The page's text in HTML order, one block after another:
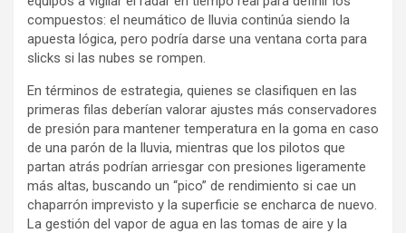
compuestos: el neumático de lluvia continúa siendo la
apuesta lógica, pero podría darse una ventana corta para
slicks si las nubes se rompen.
En términos de estrategia, quienes se clasifiquen en las
primeras filas deberían valorar ajustes más conservadores
de presión para mantener temperatura en la goma en caso
de una parón de la lluvia, mientras que los pilotos que
partan atrás podrían arriesgar con presiones ligeramente
más altas, buscando un “pico” de rendimiento si cae un
chaparrón imprevisto y la superficie se encharca de nuevo.
La gestión del vapor de agua en las tomas de aire y la